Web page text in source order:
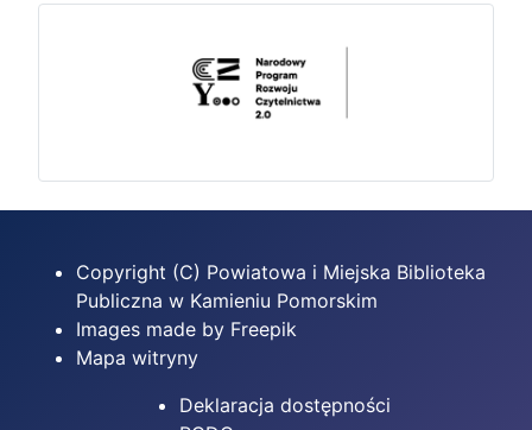
Copyright (C) Powiatowa i Miejska Biblioteka
Publiczna w Kamieniu Pomorskim
Images made by Freepik
Mapa witryny
Deklaracja dostępności